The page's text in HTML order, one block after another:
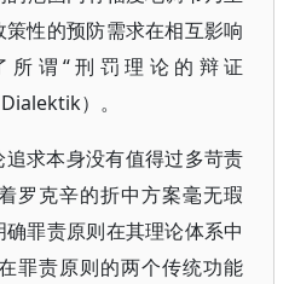
性的预防需求在相互影响
谓“刑罚理论的辩证
）。
求本身没有值得过多苛责
罗克辛的折中方案毫无瑕
罪责原则在其理论体系中
罪责原则的两个传统功能